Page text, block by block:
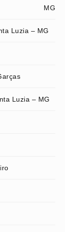
MG
Luzia – MG
Luzia – MG